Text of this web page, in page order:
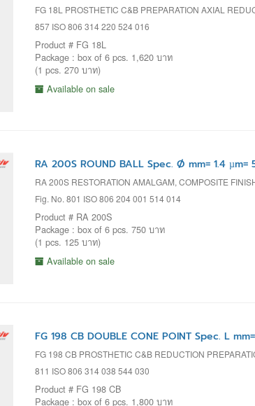
FG 18L PROSTHETIC C&B PREPARATION AXIAL
857 ISO 806 314 220 524 016
Product # FG 18L
Package : box of 6 pcs. 1,620 บาท
(1 pcs. 270 บาท)
Available on sale
RA 200S ROUND BALL Spec. Ø mm= 1.4 µm=
RA 200S RESTORATION AMALGAM, COMPOSITE
Fig. No. 801 ISO 806 204 001 514 014
Product # RA 200S
Package : box of 6 pcs. 750 บาท
(1 pcs. 125 บาท)
Available on sale
FG 198 CB DOUBLE CONE POINT Spec. L
FG 198 CB PROSTHETIC C&B REDUCTION
811 ISO 806 314 038 544 030
Product # FG 198 CB
Package : box of 6 pcs. 1,800 บาท